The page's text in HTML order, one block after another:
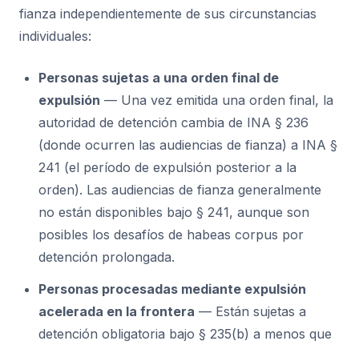
fianza independientemente de sus circunstancias
individuales:
Personas sujetas a una orden final de
expulsión — Una vez emitida una orden final, la
autoridad de detención cambia de INA § 236
(donde ocurren las audiencias de fianza) a INA §
241 (el período de expulsión posterior a la
orden). Las audiencias de fianza generalmente
no están disponibles bajo § 241, aunque son
posibles los desafíos de habeas corpus por
detención prolongada.
Personas procesadas mediante expulsión
acelerada en la frontera — Están sujetas a
detención obligatoria bajo § 235(b) a menos que